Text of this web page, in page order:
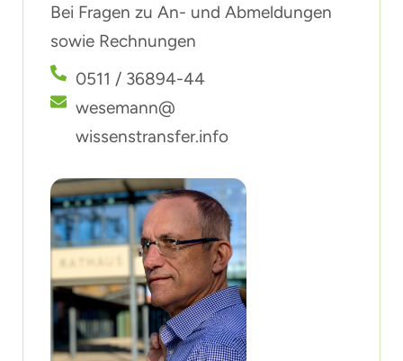
Bei Fragen zu An- und Abmeldungen
sowie Rechnungen
0511 / 36894-44
wesemann@
wissenstransfer.info